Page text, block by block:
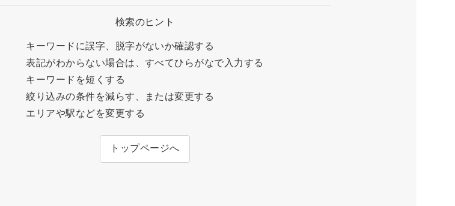
検索のヒント
キーワードに誤字、脱字がないか確認する
表記がわからない場合は、すべてひらがなで入力する
キーワードを短くする
絞り込みの条件を減らす、または変更する
エリアや駅などを変更する
トップページへ